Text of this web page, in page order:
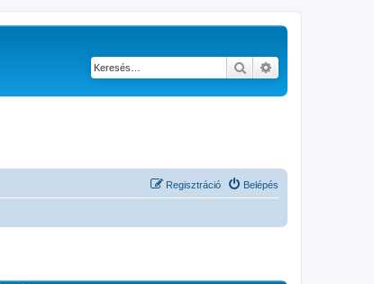
Keresés
Belépés
Regisztráció